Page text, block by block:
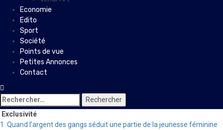
Economie
Edito
Sport
Société
Points de vue
Petites Annonces
Contact
Rechercher :
Exclusivité
1 Quand l’argent des gangs séduit une partie de la jeunesse féminine